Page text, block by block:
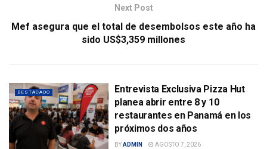
Next Post
Mef asegura que el total de desembolsos este año ha
sido US$3,359 millones
DESTACADO
Entrevista Exclusiva Pizza Hut
planea abrir entre 8 y 10
restaurantes en Panamá en los
próximos dos años
BYADMIN AGOSTO 7, 2026